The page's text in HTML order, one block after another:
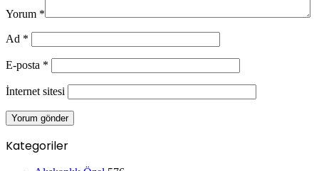
Ad*
E-posta
İnternet sitesi
Kategoriler
Alışkanlık Özel